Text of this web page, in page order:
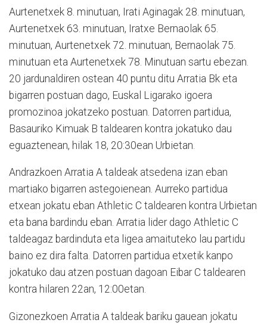
Aurtenetxek 8. minutuan, Irati Aginagak 28. minutuan,
Aurtenetxek 63. minutuan, Iratxe Bernaolak 65.
minutuan, Aurtenetxek 72. minutuan, Bernaolak 75.
minutuan eta Aurtenetxek 78. Minutuan sartu ebezan.
20 jardunaldiren ostean 40 puntu ditu Arratia Bk eta
bigarren postuan dago, Euskal Ligarako igoera
promozinoa jokatzeko postuan. Datorren partidua,
Basauriko Kimuak B taldearen kontra jokatuko dau
eguaztenean, hilak 18, 20:30ean Urbietan.
Andrazkoen Arratia A taldeak atsedena izan eban
martiako bigarren astegoienean. Aurreko partidua
etxean jokatu eban Athletic C taldearen kontra Urbietan
eta bana bardindu eban. Arratia lider dago Athletic C
taldeagaz bardinduta eta ligea amaituteko lau partidu
baino ez dira falta. Datorren partidua etxetik kanpo
jokatuko dau atzen postuan dagoan Eibar C taldearen
kontra hilaren 22an, 12:00etan.
Gizonezkoen Arratia A taldeak bariku gauean jokatu